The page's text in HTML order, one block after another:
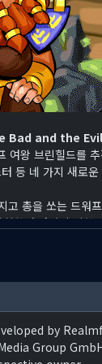
Bad and the Evil
왕 브린힐드를
등 네 가지 새로
고 총을 쏘는 드워
하여 나만의 기
라바논이나 딤섬
녀는 완전히 사
by
Group